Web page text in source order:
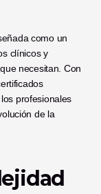
como un
clínicos y
necesitan. Con
profesionales
de la